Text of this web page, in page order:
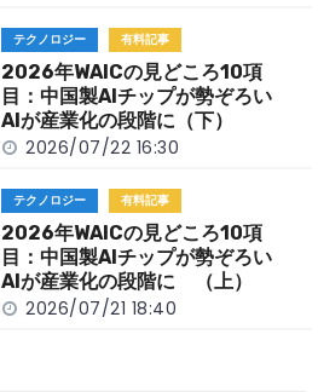
テクノロジー 有料記事
2026年WAICの見どころ10項
目：中国製AIチップが勢ぞろい
AIが産業化の段階に（下）
2026/07/22 16:30
テクノロジー 有料記事
2026年WAICの見どころ10項
目：中国製AIチップが勢ぞろい
AIが産業化の段階に （上）
2026/07/21 18:40